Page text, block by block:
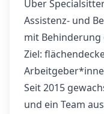
Über
Assistenz- und
mit
Ziel:
Seit 2015
und ein Team